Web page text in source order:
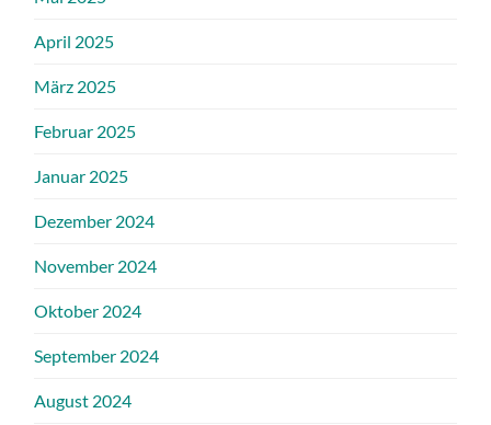
April 2025
März 2025
Februar 2025
Januar 2025
Dezember 2024
November 2024
Oktober 2024
September 2024
August 2024